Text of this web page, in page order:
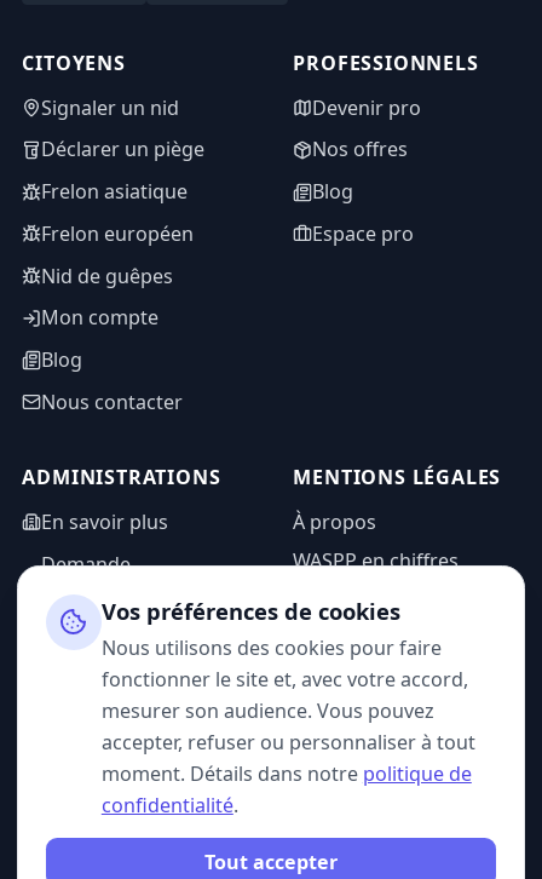
CITOYENS
Signaler un nid
Déclarer un piège
Frelon asiatique
Frelon européen
Nid de guêpes
Mon compte
Blog
Nous contacter
PROFESSIONNELS
Devenir pro
Nos offres
Blog
Espace pro
ADMINISTRATIONS
En savoir plus
Demande
d'information
Espace admin
MENTIONS LÉGALES
À propos
WASPP en chiffres
Mentions légales
Politique de
confidentialité
CGU
SUIVEZ-NOUS
Vos préférences de cookies
Nous utilisons des cookies pour faire
fonctionner le site et, avec votre accord,
mesurer son audience. Vous pouvez
accepter, refuser ou personnaliser à tout
moment. Détails dans notre politique de
confidentialité.
Tout accepter